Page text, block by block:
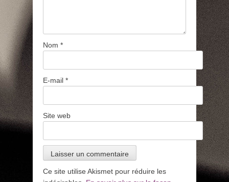
Nom *
E-mail *
Site web
Ce site utilise Akismet pour réduire les